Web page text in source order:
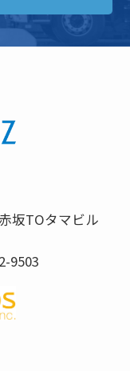
坂TOタマビル
9503